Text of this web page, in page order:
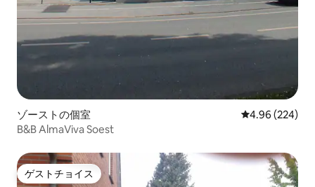
ゾーストの個室 レビュー224
4.96 (224)
B&B AlmaViva Soest
ゲストチョイス
ゲストチョイス